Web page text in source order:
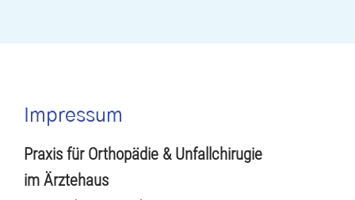
Impressum
Praxis für Orthopädie & Unfallchirugie
im Ärztehaus